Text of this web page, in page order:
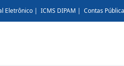
Eletrônico ICMS DIPAM Contas